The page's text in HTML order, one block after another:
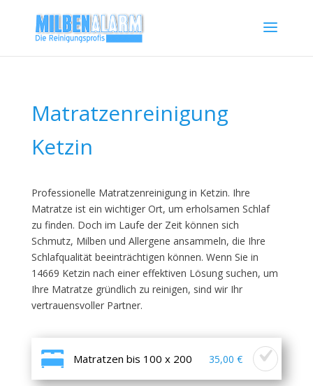
Matratzenreinigung
Ketzin
Professionelle Matratzenreinigung in Ketzin. Ihre
Matratze ist ein wichtiger Ort, um erholsamen Schlaf
zu finden. Doch im Laufe der Zeit können sich
Schmutz, Milben und Allergene ansammeln, die Ihre
Schlafqualität beeinträchtigen können. Wenn Sie in
14669 Ketzin nach einer effektiven Lösung suchen, um
Ihre Matratze gründlich zu reinigen, sind wir Ihr
vertrauensvoller Partner.
Matratzen bis 100 x 200 35,00 €